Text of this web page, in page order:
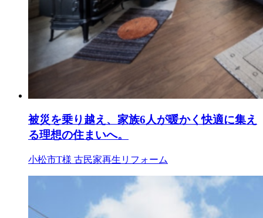
被災を乗り越え、家族6人が暖かく快適に集え
る理想の住まいへ。
小松市T様 古民家再生リフォーム